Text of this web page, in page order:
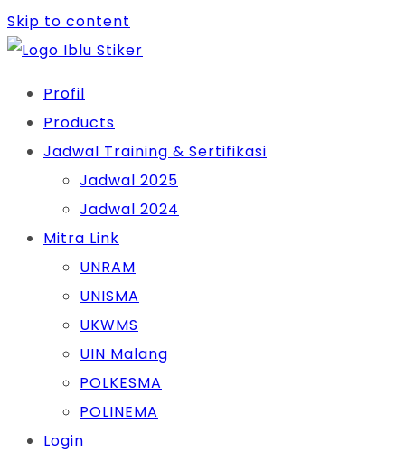
Skip to content
Profil
Products
Jadwal Training & Sertifikasi
Jadwal 2025
Jadwal 2024
Mitra Link
UNRAM
UNISMA
UKWMS
UIN Malang
POLKESMA
POLINEMA
Login